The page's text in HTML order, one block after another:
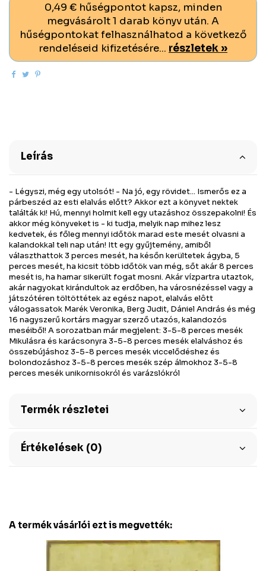
0,49 € hűségpontot kapsz, minden
megvásárolt 1 darab könyv után. A
hűségpontokat felhasználhatod a következő
rendeléseid kifizetésére... részletek »
Leírás
- Légyszi, még egy utolsót! - Na jó, egy rövidet... Ismerős ez a
párbeszéd az esti elalvás előtt? Akkor ezt a könyvet nektek
találták ki! Hú, mennyi holmit kell egy utazáshoz összepakolni! És
akkor még könyveket is - ki tudja, melyik nap mihez lesz
kedvetek, és főleg mennyi időtök marad este mesét olvasni a
kalandokkal teli nap után! Itt egy gyűjtemény, amiből
választhattok 3 perces mesét, ha későn kerültetek ágyba, 5
perces mesét, ha kicsit több időtök van még, sőt akár 8 perces
mesét is, ha hamar sikerült fogat mosni. Akár vízpartra utaztok,
akár nagyokat kirándultok az erdőben, ha városnézéssel vagy a
játszótéren töltöttétek az egész napot, elalvás elôtt
válogassatok Marék Veronika, Berg Judit, Dániel András és még
16 nagyszerű kortárs magyar szerző utazós, kalandozós
meséiből! A sorozatban már megjelent: 3-5-8 perces mesék
Mikulásra és karácsonyra 3-5-8 perces mesék elalváshoz és
összebújáshoz 3-5-8 perces mesék viccelődéshez és
bolondozáshoz 3-5-8 perces mesék szép álmokhoz 3-5-8
perces mesék unikornisokról és varázslókról
Termék részletei
Értékelések (0)
A termék vásárlói ezt is megvették: